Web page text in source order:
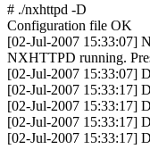
# ./nxhttpd -D
Configuration file OK
[02-Jul-2007 15:33:07]
NXHTTPD running.
[02-Jul-2007 15:33:07]
[02-Jul-2007 15:33:17]
[02-Jul-2007 15:33:17]
[02-Jul-2007 15:33:17]
[02-Jul-2007 15:33:17]